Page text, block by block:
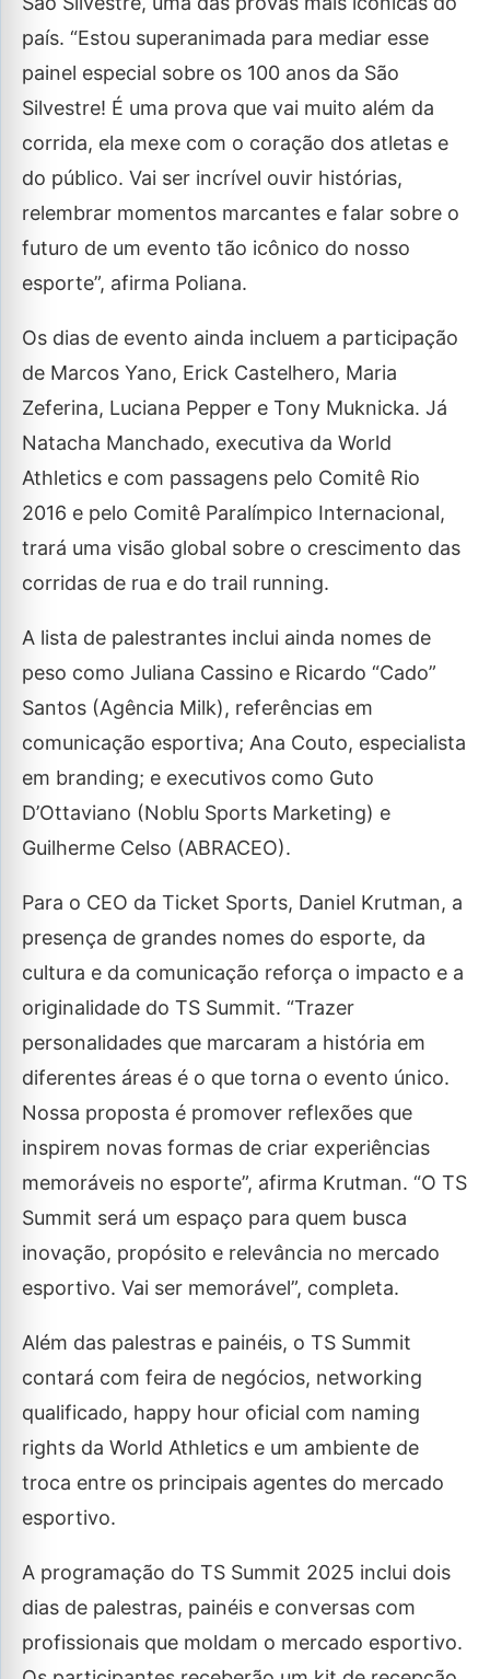
país. “Estou superanimada para mediar esse
painel especial sobre os 100 anos da São
Silvestre! É uma prova que vai muito além da
corrida, ela mexe com o coração dos atletas e
do público. Vai ser incrível ouvir histórias,
relembrar momentos marcantes e falar sobre o
futuro de um evento tão icônico do nosso
esporte”, afirma Poliana.
Os dias de evento ainda incluem a participação
de Marcos Yano, Erick Castelhero, Maria
Zeferina, Luciana Pepper e Tony Muknicka. Já
Natacha Manchado, executiva da World
Athletics e com passagens pelo Comitê Rio
2016 e pelo Comitê Paralímpico Internacional,
trará uma visão global sobre o crescimento das
corridas de rua e do trail running.
A lista de palestrantes inclui ainda nomes de
peso como Juliana Cassino e Ricardo “Cado”
Santos (Agência Milk), referências em
comunicação esportiva; Ana Couto, especialista
em branding; e executivos como Guto
D’Ottaviano (Noblu Sports Marketing) e
Guilherme Celso (ABRACEO).
Para o CEO da Ticket Sports, Daniel Krutman, a
presença de grandes nomes do esporte, da
cultura e da comunicação reforça o impacto e a
originalidade do TS Summit. “Trazer
personalidades que marcaram a história em
diferentes áreas é o que torna o evento único.
Nossa proposta é promover reflexões que
inspirem novas formas de criar experiências
memoráveis no esporte”, afirma Krutman. “O TS
Summit será um espaço para quem busca
inovação, propósito e relevância no mercado
esportivo. Vai ser memorável”, completa.
Além das palestras e painéis, o TS Summit
contará com feira de negócios, networking
qualificado, happy hour oficial com naming
rights da World Athletics e um ambiente de
troca entre os principais agentes do mercado
esportivo.
A programação do TS Summit 2025 inclui dois
dias de palestras, painéis e conversas com
profissionais que moldam o mercado esportivo.